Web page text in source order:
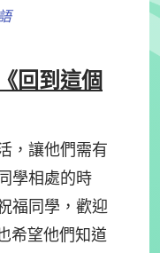
回到這個
，讓他們需有
學相處的時
福同學，歡迎
希望他們知道